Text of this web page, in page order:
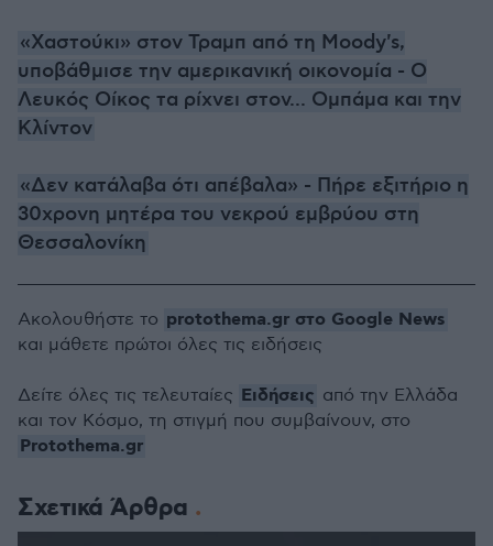
«Χαστούκι» στον Τραμπ από τη Moody's,
υποβάθμισε την αμερικανική οικονομία - Ο
Λευκός Οίκος τα ρίχνει στον... Ομπάμα και την
Κλίντον
«Δεν κατάλαβα ότι απέβαλα» - Πήρε εξιτήριο η
30χρονη μητέρα του νεκρού εμβρύου στη
Θεσσαλονίκη
Σχετικά Άρθρα
Ακολουθήστε το protothema.gr στο Google News
και μάθετε πρώτοι όλες τις ειδήσεις
Δείτε όλες τις τελευταίες Ειδήσεις από την Ελλάδα
και τον Κόσμο, τη στιγμή που συμβαίνουν, στο
Protothema.gr